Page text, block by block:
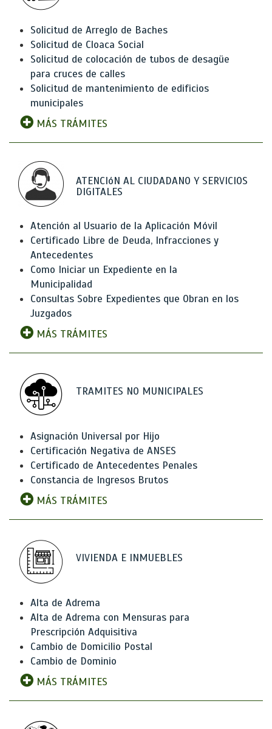
Solicitud de Arreglo de Baches
Solicitud de Cloaca Social
Solicitud de colocación de tubos de desagüe
para cruces de calles
Solicitud de mantenimiento de edificios
municipales
MÁS TRÁMITES
ATENCIóN AL CIUDADANO Y SERVICIOS
DIGITALES
Atención al Usuario de la Aplicación Móvil
Certificado Libre de Deuda, Infracciones y
Antecedentes
Como Iniciar un Expediente en la
Municipalidad
Consultas Sobre Expedientes que Obran en los
Juzgados
MÁS TRÁMITES
TRAMITES NO MUNICIPALES
Asignación Universal por Hijo
Certificación Negativa de ANSES
Certificado de Antecedentes Penales
Constancia de Ingresos Brutos
MÁS TRÁMITES
VIVIENDA E INMUEBLES
Alta de Adrema
Alta de Adrema con Mensuras para
Prescripción Adquisitiva
Cambio de Domicilio Postal
Cambio de Dominio
MÁS TRÁMITES